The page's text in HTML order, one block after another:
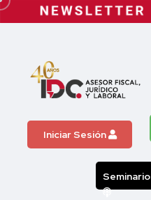
Iniciar Sesión